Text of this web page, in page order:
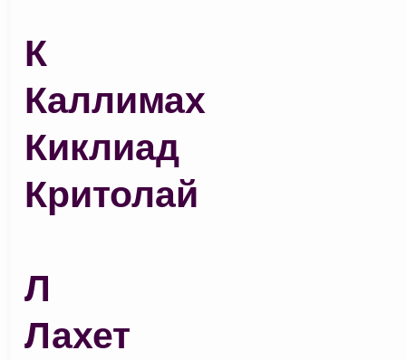
К
Каллимах
Киклиад
Критолай
Л
Лахет